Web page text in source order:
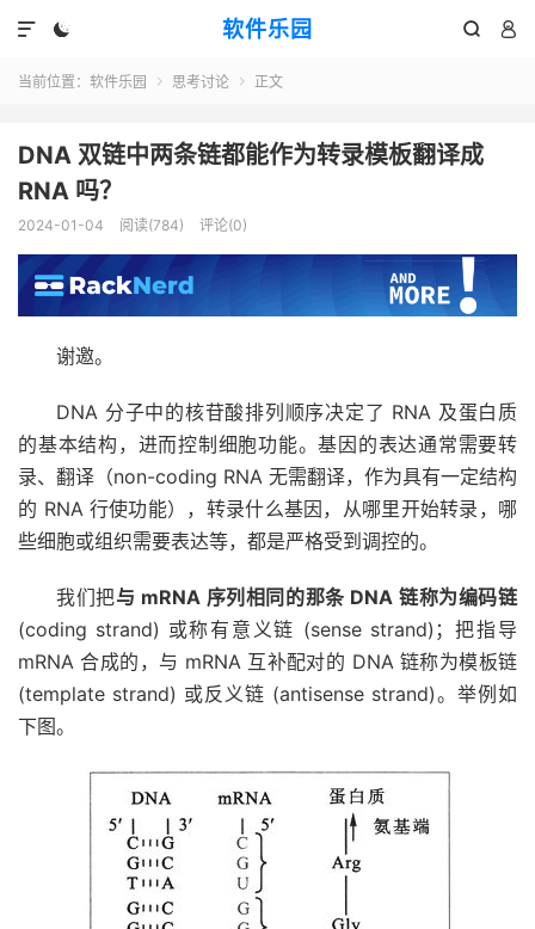
软件乐园 
 

当前位置： 软件乐园  思考讨论  正文
DNA 双链中两条链都能作为转录模板翻译成
RNA 吗？
2024-01-04 阅读(784) 评论(0)
谢邀。
DNA 分子中的核苷酸排列顺序决定了 RNA 及蛋白质
的基本结构，进而控制细胞功能。基因的表达通常需要转
录、翻译（non-coding RNA 无需翻译，作为具有一定结构
的 RNA 行使功能），转录什么基因，从哪里开始转录，哪
些细胞或组织需要表达等，都是严格受到调控的。
我们把与 mRNA 序列相同的那条 DNA 链称为编码链
(coding strand) 或称有意义链 (sense strand)；把指导
mRNA 合成的，与 mRNA 互补配对的 DNA 链称为模板链
(template strand) 或反义链 (antisense strand)。举例如
下图。